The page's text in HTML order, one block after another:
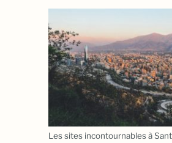
Les sites incontournables à